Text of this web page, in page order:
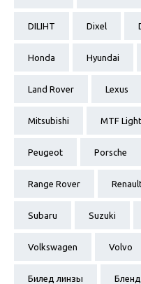
DILIHT Dixel
Honda Hyundai
Land Rover Lexus
Mitsubishi MTF Light
Peugeot Porsche
Range Rover
Subaru Suzuki
Volkswagen Volvo
Билед линзы